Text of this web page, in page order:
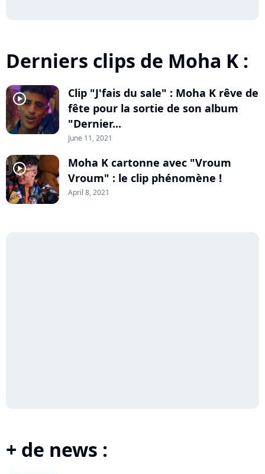
Derniers clips de Moha K :
player2
Clip "J'fais du sale" : Moha K rêve de
fête pour la sortie de son album
"Dernier...
June 11, 2021
player2
Moha K cartonne avec "Vroum
Vroum" : le clip phénomène !
April 8, 2021
+ de news :